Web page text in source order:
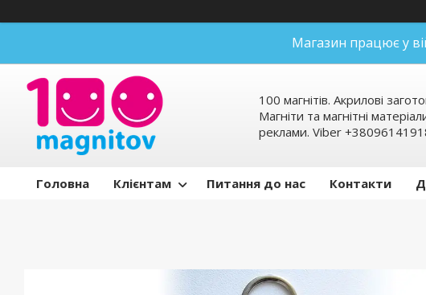
Магазин працює у
100 магнітів. Акрилові
Магніти та магнітні
реклами. Viber
Головна Клієнтам Питання до нас Контакти